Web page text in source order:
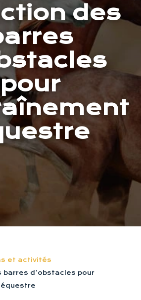
des
pour
et activités
d’obstacles pour
équestre